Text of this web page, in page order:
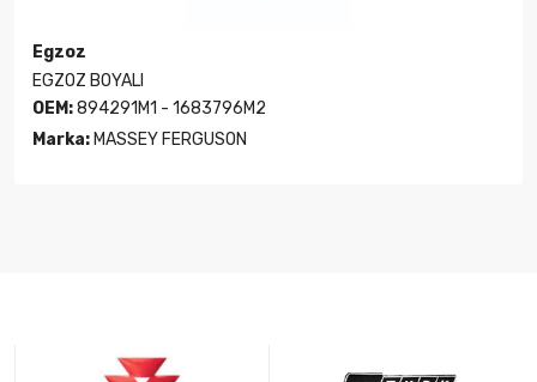
Egzoz
EGZOZ BOYALI
OEM:894291M1 - 1683796M2
Marka: MASSEY FERGUSON